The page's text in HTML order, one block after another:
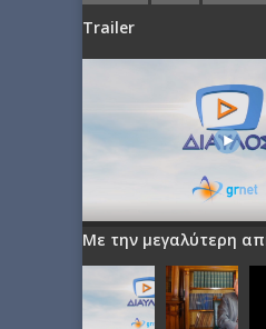
Trailer
Με την μεγαλύτερη